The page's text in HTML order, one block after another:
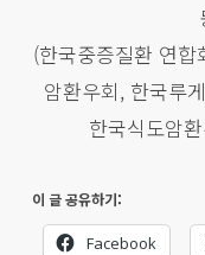
(한국중증질환 연
암환우회, 한국루
한국식도암
이 글 공유하기:
Facebook